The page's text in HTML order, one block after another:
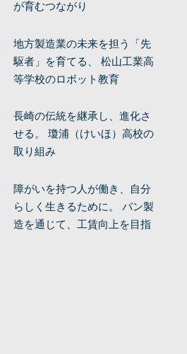
が育むつながり
地方製造業の未来を担う「先
駆者」を育てる、 松山工業高
等学校のロボット教育
長崎の伝統を継承し、進化さ
せる。 瓊浦（けいほ）高校の
取り組み
障がいを持つ人が働き、自分
らしく生きるために。 パン製
造を通じて、工賃向上を目指